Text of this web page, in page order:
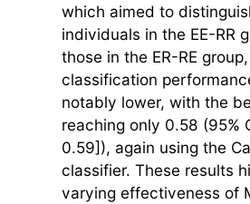
which aimed to
individuals in the EE-RR
those in the ER-RE
classification
notably lower, with the
reaching only 0.58 (95%
0.59]), again using the
classifier. These results
varying effectiveness of